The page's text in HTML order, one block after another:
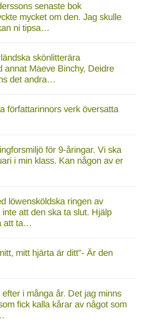
senaste bok
mycket om den. Jag skulle
ni tipsa…
skönlitterära
annat Maeve Binchy, Deidre
det andra…
författarinnors verk översatta
för 9-åringar. Vi ska
i min klass. Kan någon av er
löwensköldska ringen av
att den ska ta slut. Hjälp
att ta…
mitt hjärta är ditt"- Är den
i många år. Det jag minns
fick kalla kårar av något som